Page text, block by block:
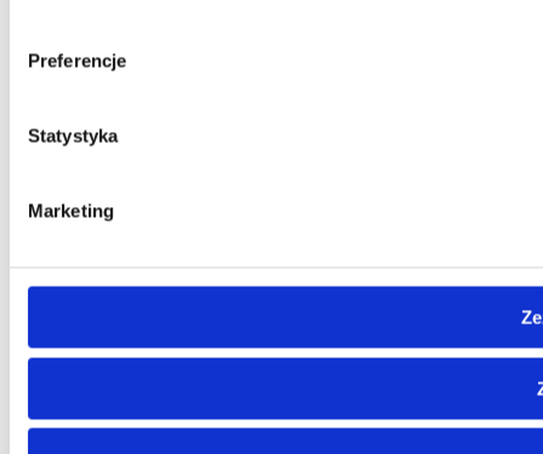
Preferencje
Statystyka
Marketing